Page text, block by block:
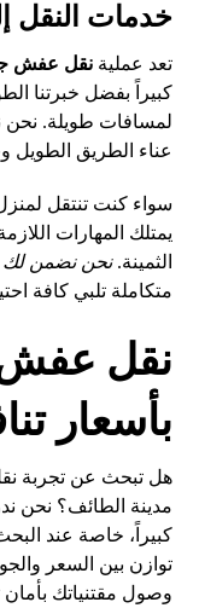
خدمات النقل
تعد عمليةنقل عفش
كبيراً بفضل خبرتنا
لمسافات طويلة.
عناء الطريق الطويل
سواء كنت تنتقل
يمتلك المهارات
الثمينة.نحن نضمن لك
متكاملة تلبي كافة
نقل عفش
بأسعار
هل تبحث عن تجربة
مدينة الطائف؟ نحن
كبيراً، خاصة عند
توازن بين السعر
وصول مقتنياتك بأمان